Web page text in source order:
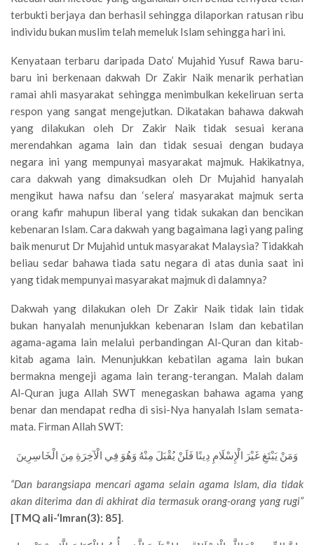
terbukti berjaya dan berhasil sehingga dilaporkan ratusan ribu
individu bukan muslim telah memeluk Islam sehingga hari ini.
Kenyataan terbaru daripada Dato’ Mujahid Yusuf Rawa baru-
baru ini berkenaan dakwah Dr Zakir Naik menarik perhatian
ramai ahli masyarakat sehingga menimbulkan kekeliruan serta
respon yang sangat mengejutkan. Dikatakan bahawa dakwah
yang dilakukan oleh Dr Zakir Naik tidak sesuai kerana
merendahkan agama lain dan tidak sesuai dengan budaya
negara ini yang mempunyai masyarakat majmuk. Hakikatnya,
cara dakwah yang dimaksudkan oleh Dr Mujahid hanyalah
mengikut hawa nafsu dan ‘selera’ masyarakat majmuk serta
orang kafir mahupun liberal yang tidak sukakan dan bencikan
kebenaran Islam. Cara dakwah yang bagaimana lagi yang paling
baik menurut Dr Mujahid untuk masyarakat Malaysia? Tidakkah
beliau sedar bahawa tiada satu negara di atas dunia saat ini
yang tidak mempunyai masyarakat majmuk di dalamnya?
Dakwah yang dilakukan oleh Dr Zakir Naik tidak lain tidak
bukan hanyalah menunjukkan kebenaran Islam dan kebatilan
agama-agama lain melalui perbandingan Al-Quran dan kitab-
kitab agama lain. Menunjukkan kebatilan agama lain bukan
bermakna mengeji agama lain terang-terangan. Malah dalam
Al-Quran juga Allah SWT menegaskan bahawa agama yang
benar dan mendapat redha di sisi-Nya hanyalah Islam semata-
mata. Firman Allah SWT:
وَمَنْ يَبْتَغِ غَيْرَ الْإِسْلَامِ دِينًا فَلَنْ يُقْبَلَ مِنْهُ وَهُوَ فِي الْآخِرَةِ مِنَ الْخَاسِرِينَ
“Dan barangsiapa mencari agama selain agama Islam, dia tidak
akan diterima dan di akhirat dia termasuk orang-orang yang rugi”
[TMQ ali-‘Imran(3): 85].